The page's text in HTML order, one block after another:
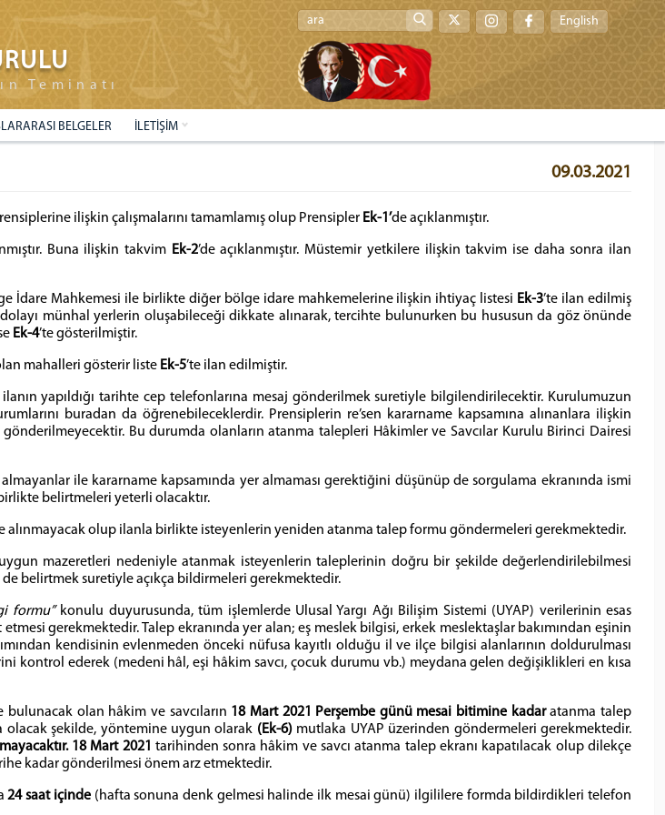
Teminatı
English
BELGELER İLETİŞİM
09.03.2021
ilişkin çalışmalarını tamamlamış olup Prensipler Ek-1’de açıklanmıştır.
Buna ilişkin takvim Ek-2’de açıklanmıştır. Müstemir yetkilere ilişkin takvim ise daha sonra ilan
İdare Mahkemesi ile birlikte diğer bölge idare mahkemelerine ilişkin ihtiyaç listesi Ek-3’te ilan edilmiş
münhal yerlerin oluşabileceği dikkate alınarak, tercihte bulunurken bu hususun da göz önünde
Ek-4’te gösterilmiştir.
mahalleri gösterir liste Ek-5’te ilan edilmiştir.
ilanın yapıldığı tarihte cep telefonlarına mesaj gönderilmek suretiyle bilgilendirilecektir. Kurulumuzun
buradan da öğrenebileceklerdir. Prensiplerin re’sen kararname kapsamına alınanlara ilişkin
Bu durumda olanların atanma talepleri Hâkimler ve Savcılar Kurulu Birinci Dairesi
ile kararname kapsamında yer almaması gerektiğini düşünüp de sorgulama ekranında ismi
belirtmeleri yeterli olacaktır.
alınmayacak olup ilanla birlikte isteyenlerin yeniden atanma talep formu göndermeleri gerekmektedir.
uygun mazeretleri nedeniyle atanmak isteyenlerin taleplerinin doğru bir şekilde değerlendirilebilmesi
belirtmek suretiyle açıkça bildirmeleri gerekmektedir.
formu”konulu duyurusunda, tüm işlemlerde Ulusal Yargı Ağı Bilişim Sistemi (UYAP) verilerinin esas
gerekmektedir. Talep ekranında yer alan; eş meslek bilgisi, erkek meslektaşlar bakımından eşinin
kendisinin evlenmeden önceki nüfusa kayıtlı olduğu il ve ilçe bilgisi alanlarının doldurulması
kontrol ederek (medeni hâl, eşi hâkim savcı, çocuk durumu vb.) meydana gelen değişiklikleri en kısa
olan hâkim ve savcıların 18 Mart 2021 Perşembe günü mesai bitimine kadaratanma talep
olacak şekilde, yöntemine uygun olarak (Ek-6)mutlaka UYAP üzerinden göndermeleri gerekmektedir.
18 Mart 2021 tarihinden sonra hâkim ve savcı atanma talep ekranı kapatılacak olup dilekçe
kadar gönderilmesi önem arz etmektedir.
24 saat içinde(hafta sonuna denk gelmesi halinde ilk mesai günü) ilgililere formda bildirdikleri telefon